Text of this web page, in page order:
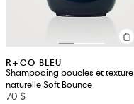
R+CO BLEU
Shampooing boucles et texture
naturelle Soft Bounce
70 $